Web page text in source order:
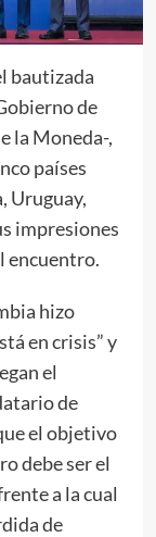
bautizada
de
la Moneda-,
países
Uruguay,
impresiones
encuentro.
hizo
en crisis” y
el
de
el objetivo
debe ser el
a la cual
de